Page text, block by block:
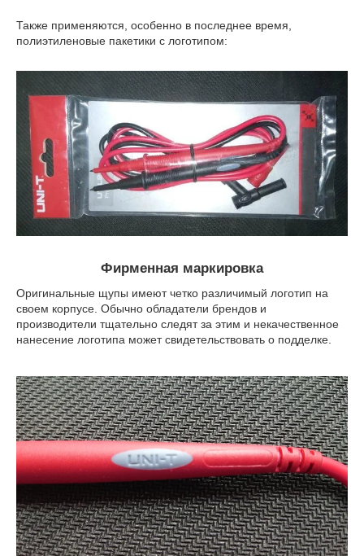
Также применяются, особенно в последнее время,
полиэтиленовые пакетики с логотипом:
Фирменная маркировка
Оригинальные щупы имеют четко различимый логотип на
своем корпусе. Обычно обладатели брендов и
производители тщательно следят за этим и некачественное
нанесение логотипа может свидетельствовать о подделке.